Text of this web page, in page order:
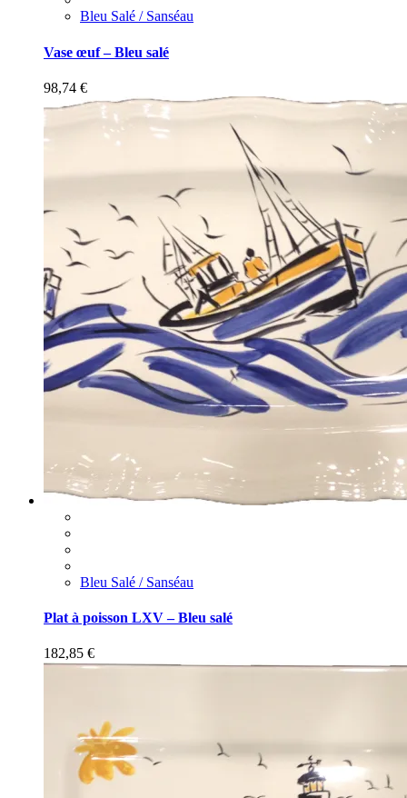
Bleu Salé / Sanséau
Vase œuf – Bleu salé
98,74 €
Bleu Salé / Sanséau
Plat à poisson LXV – Bleu salé
182,85 €